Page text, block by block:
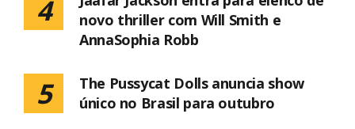
4
novo thriller com Will Smith e
AnnaSophia Robb
5
The Pussycat Dolls anuncia show
único no Brasil para outubro